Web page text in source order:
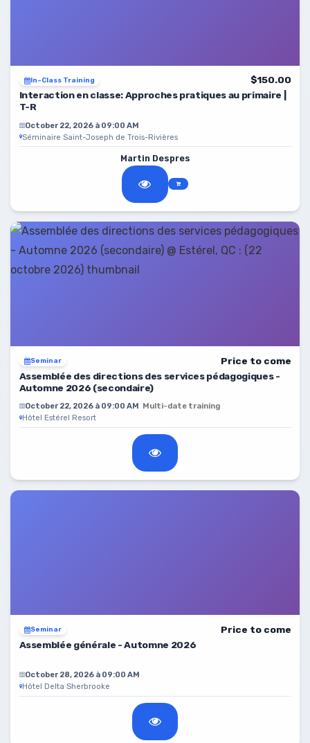
In-Class Training
$150.00
Interaction en classe: Approches pratiques au primaire |
T-R
October 22, 2026 à 09:00 AM
Séminaire Saint-Joseph de Trois-Rivières
Martin Despres
Seminar
Price to come
Assemblée des directions des services pédagogiques -
Automne 2026 (secondaire)
October 22, 2026 à 09:00 AM Multi-date training
Hôtel Estérel Resort
Seminar
Price to come
Assemblée générale - Automne 2026
October 28, 2026 à 09:00 AM
Hôtel Delta Sherbrooke